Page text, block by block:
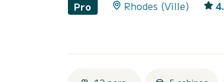
Pro Rhodes (Ville)